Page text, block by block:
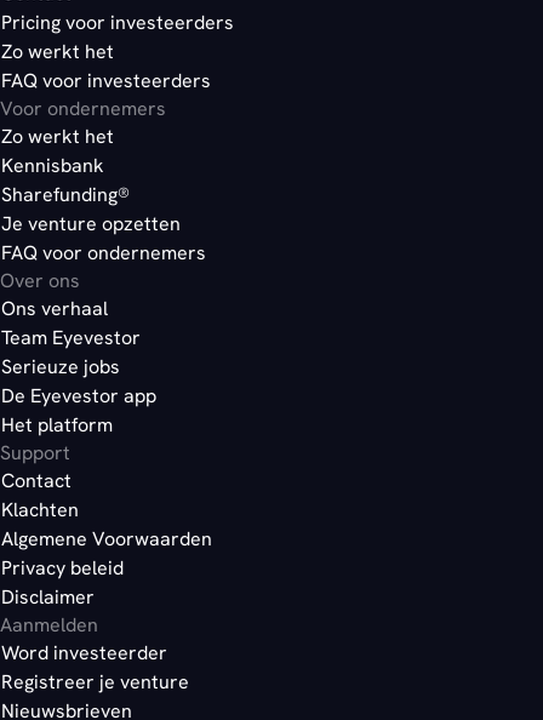
Pricing voor investeerders
Zo werkt het
FAQ voor investeerders
Voor ondernemers
Zo werkt het
Kennisbank
Sharefunding®
Je venture opzetten
FAQ voor ondernemers
Over ons
Ons verhaal
Team Eyevestor
Serieuze jobs
De Eyevestor app
Het platform
Support
Contact
Klachten
Algemene Voorwaarden
Privacy beleid
Disclaimer
Aanmelden
Word investeerder
Registreer je venture
Nieuwsbrieven